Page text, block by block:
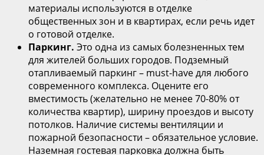
материалы используются в отделке
общественных зон и в квартирах, если речь идет
о готовой отделке.
Паркинг. Это одна из самых болезненных тем
для жителей больших городов. Подземный
отапливаемый паркинг – must-have для любого
современного комплекса. Оцените его
вместимость (желательно не менее 70-80% от
количества квартир), ширину проездов и высоту
потолков. Наличие системы вентиляции и
пожарной безопасности – обязательное условие.
Наземная гостевая парковка должна быть